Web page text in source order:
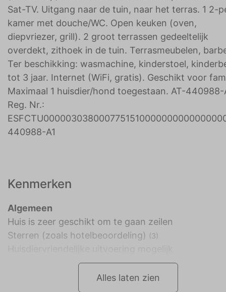
Sat-TV. Uitgang naar de tuin, naar het terras. 1 2-
kamer met douche/WC. Open keuken (oven,
diepvriezer, grill). 2 groot terrassen gedeeltelijk
overdekt, zithoek in de tuin. Terrasmeubelen,
Ter beschikking: wasmachine, kinderstoel,
tot 3 jaar. Internet (WiFi, gratis). Geschikt voor
Maximaal 1 huisdier/hond toegestaan. AT-
Reg. Nr.:
440988-A1
Kenmerken
Algemeen
Huis is zeer geschikt om te gaan zeilen
Sterren (zoals hotelbeoordeling) (3)
Alles laten zien